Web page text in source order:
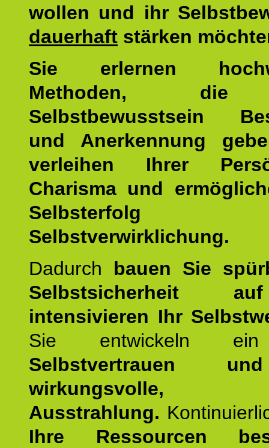
wollen und ihr
dauerhaft stärken
Sie erlernen
Methoden, die
Selbstbewusstsein
und Anerkennung
verleihen Ihrer
Charisma und
Selbstverwirklichung.
Dadurch bauen Sie
Selbstsicherheit
intensivieren Ihr
Sie entwickeln ein
Selbstvertrauen
wirkungsvolle,
Ausstrahlung.
Ihre Ressourcen